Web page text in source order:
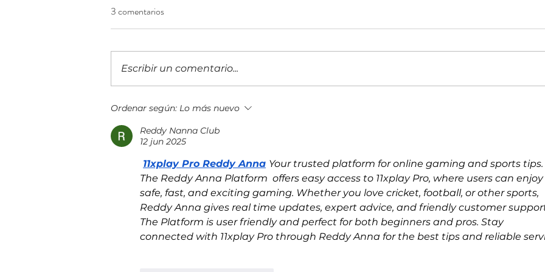
Top 15 del ranking mundial 2026
MSP 501 de la industria de
servicios gestionados
3 comentarios
Escribir un comentario...
Ordenar según: Lo más nuevo
Reddy Nanna Club
12 jun 2025
11xplay Pro Reddy Anna Your trusted platform for online gaming and sports tips.
The Reddy Anna Platform  offers easy access to 11xplay Pro, where users can enjoy
safe, fast, and exciting gaming. Whether you love cricket, football, or other sports,
Reddy Anna gives real time updates, expert advice, and friendly customer
The Platform is user friendly and perfect for both beginners and pros. Stay
connected with 11xplay Pro through Reddy Anna for the best tips and reliable